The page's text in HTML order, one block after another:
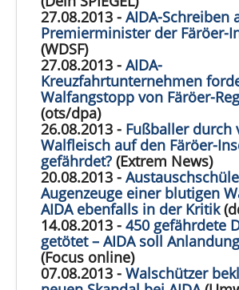
27.08.2013 - AIDA-Schreiben
Premierminister der Färöer-
(WDSF)
27.08.2013 - AIDA-
Kreuzfahrtunternehmen
Walfangstopp von Färöer-
(ots/dpa)
26.08.2013 - Fußballer durch
Walfleisch auf den Färöer-
gefährdet? (Extrem News)
20.08.2013 -
Augenzeuge einer blutigen
AIDA ebenfalls in der Kritik
14.08.2013 - 450 gefährdete
getötet – AIDA soll
(Focus online)
07.08.2013 - Walschützer